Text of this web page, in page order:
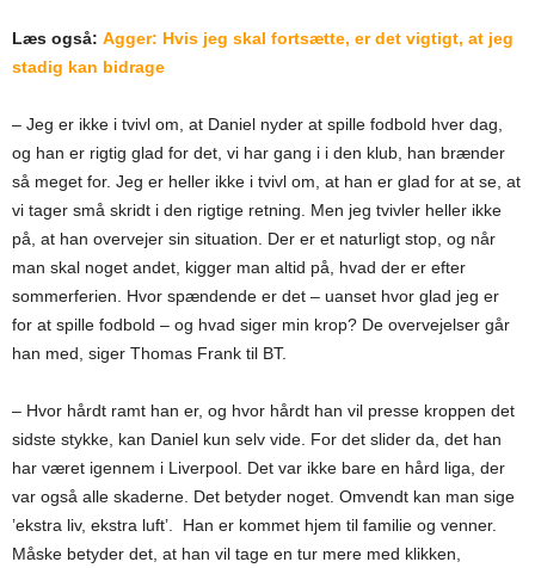
Læs også: Agger: Hvis jeg skal fortsætte, er det vigtigt, at jeg
stadig kan bidrage
– Jeg er ikke i tvivl om, at Daniel nyder at spille fodbold hver dag,
og han er rigtig glad for det, vi har gang i i den klub, han brænder
så meget for. Jeg er heller ikke i tvivl om, at han er glad for at se, at
vi tager små skridt i den rigtige retning. Men jeg tvivler heller ikke
på, at han overvejer sin situation. Der er et naturligt stop, og når
man skal noget andet, kigger man altid på, hvad der er efter
sommerferien. Hvor spændende er det – uanset hvor glad jeg er
for at spille fodbold – og hvad siger min krop? De overvejelser går
han med, siger Thomas Frank til BT.
– Hvor hårdt ramt han er, og hvor hårdt han vil presse kroppen det
sidste stykke, kan Daniel kun selv vide. For det slider da, det han
har været igennem i Liverpool. Det var ikke bare en hård liga, der
var også alle skaderne. Det betyder noget. Omvendt kan man sige
’ekstra liv, ekstra luft’. Han er kommet hjem til familie og venner.
Måske betyder det, at han vil tage en tur mere med klikken,